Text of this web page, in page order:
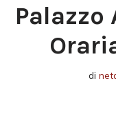
Palazzo
di